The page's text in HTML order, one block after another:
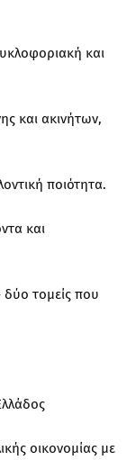
και
και ακινήτων,
ποιότητα.
και
τομείς που
οικονομίας με